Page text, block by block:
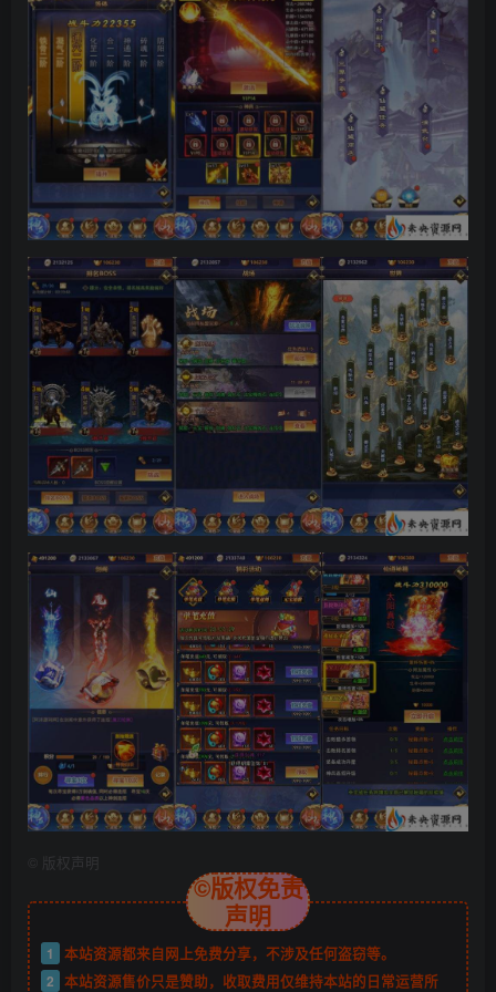
版权声明
©版权免责
声明
1
本站资源都来自网上免费分享，不涉及任何盗窃等。
2 本站资源售价只是赞助，收取费用仅维持本站的日常运营所